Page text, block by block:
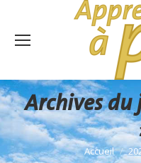
Archives
Vous êtes
Accueil